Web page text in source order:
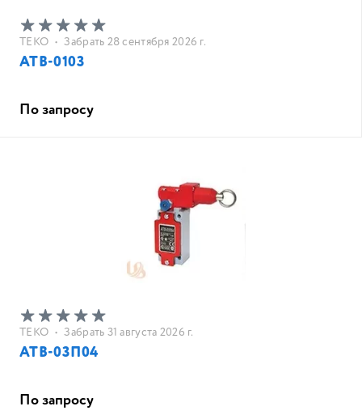
ТЕКО • Забрать 28 сентября 2026 г.
АТВ-0103
По запросу
ТЕКО • Забрать 31 августа 2026 г.
АТВ-03П04
По запросу